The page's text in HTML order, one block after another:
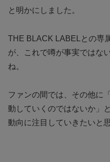
と明かにしました。
THE BLACK LABELとの専
が、これで噂が事実ではな
ね。
ファンの間では、その他に
動していくのではないか」
動向に注目していきたいと